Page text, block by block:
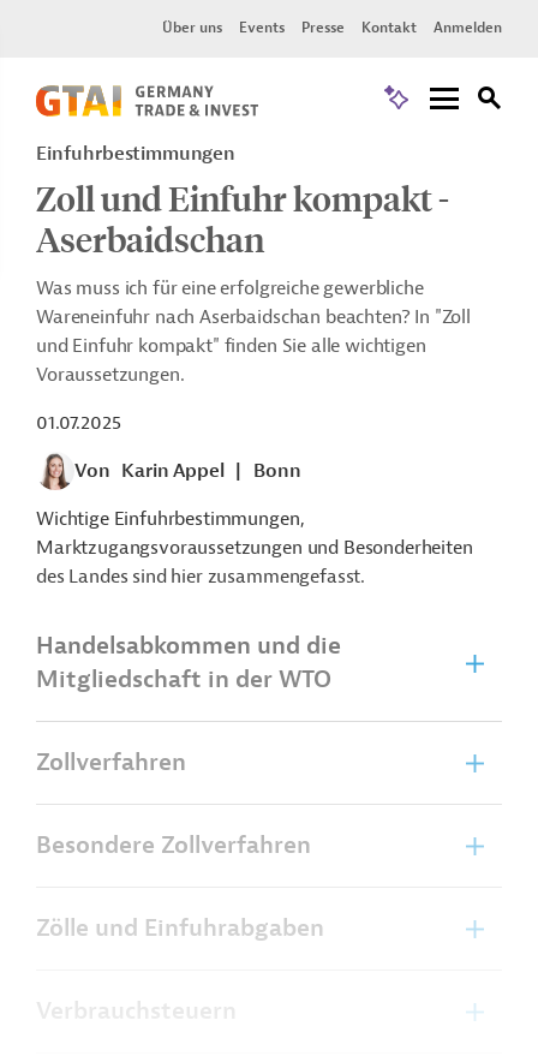
Über uns Events Presse Kontakt Anmelden
Einfuhrbestimmungen
Zoll und Einfuhr kompakt -
Aserbaidschan
Was muss ich für eine erfolgreiche gewerbliche
Wareneinfuhr nach Aserbaidschan beachten? In "Zoll
und Einfuhr kompakt" finden Sie alle wichtigen
Voraussetzungen.
01.07.2025
Von Karin Appel
Bonn
Wichtige Einfuhrbestimmungen,
Marktzugangsvoraussetzungen und Besonderheiten
des Landes sind hier zusammengefasst.
Handelsabkommen und die
Mitgliedschaft in der WTO
Zollverfahren
Besondere Zollverfahren
Zölle und Einfuhrabgaben
Verbrauchsteuern